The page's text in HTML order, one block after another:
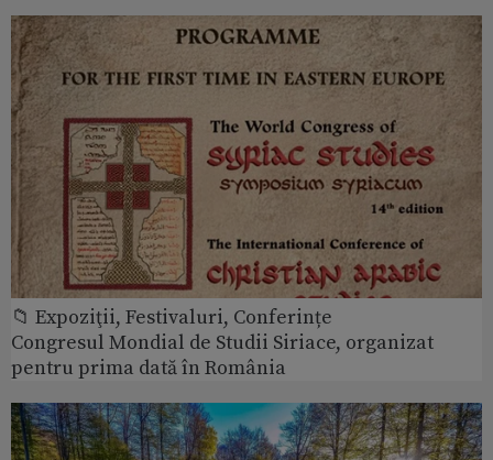
📁 Expoziţii, Festivaluri, Conferințe
Congresul Mondial de Studii Siriace, organizat
pentru prima dată în România